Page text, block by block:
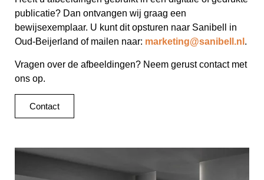
publicatie? Dan ontvangen wij graag een
bewijsexemplaar. U kunt dit opsturen naar Sanibell in
Oud-Beijerland of mailen naar: marketing@sanibell.nl .
Vragen over de afbeeldingen? Neem gerust contact met
ons op.
Contact